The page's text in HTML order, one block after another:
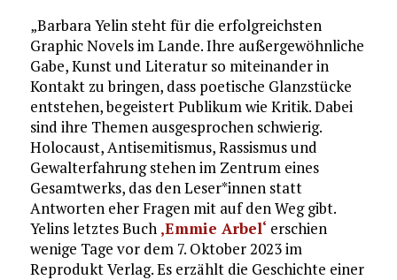
„Barbara Yelin steht für die erfolgreichsten
Graphic Novels im Lande. Ihre außergewöhnliche
Gabe, Kunst und Literatur so miteinander in
Kontakt zu bringen, dass poetische Glanzstücke
entstehen, begeistert Publikum wie Kritik. Dabei
sind ihre Themen ausgesprochen schwierig.
Holocaust, Antisemitismus, Rassismus und
Gewalterfahrung stehen im Zentrum eines
Gesamtwerks, das den Leser*innen statt
Antworten eher Fragen mit auf den Weg gibt.
Yelins letztes Buch ‚Emmie Arbel‘ erschien
wenige Tage vor dem 7. Oktober 2023 im
Reprodukt Verlag. Es erzählt die Geschichte einer